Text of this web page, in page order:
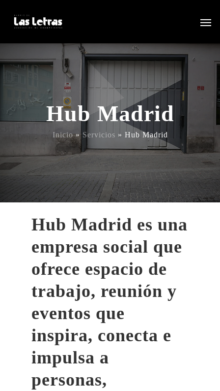
Hub Madrid
Inicio»Servicios » Hub Madrid
Hub Madrid es una
empresa social que
ofrece espacio de
trabajo, reunión y
eventos que
inspira, conecta e
impulsa a
personas,